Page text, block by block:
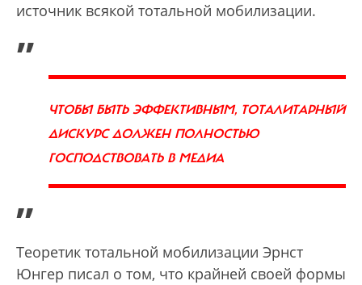
источник всякой тотальной мобилизации.
„
ЧТОБЫ БЫТЬ ЭФФЕКТИВНЫМ, ТОТАЛИТАРНЫЙ
ДИСКУРС ДОЛЖЕН ПОЛНОСТЬЮ
ГОСПОДСТВОВАТЬ В МЕДИА
”
Теоретик тотальной мобилизации Эрнст
Юнгер писал о том, что крайней своей формы